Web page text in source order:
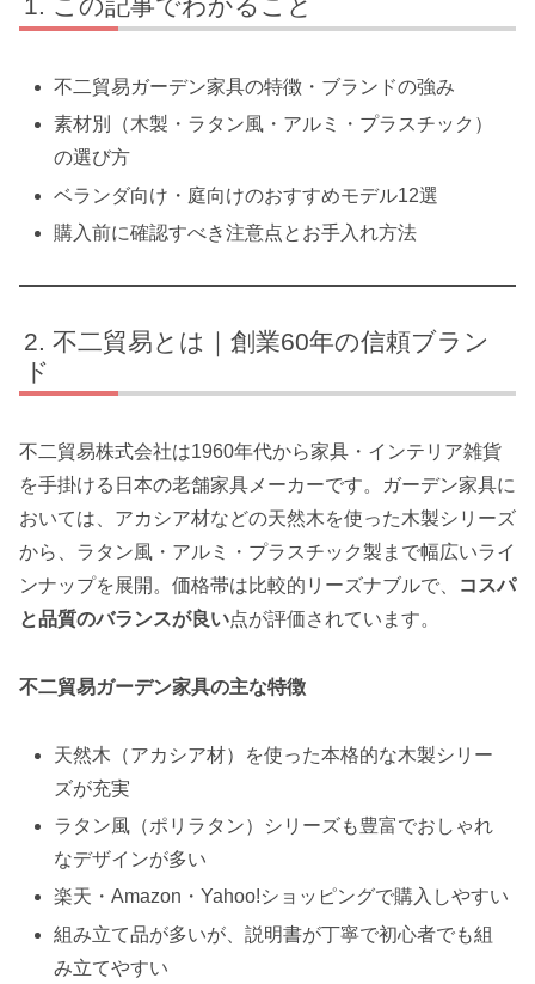
この記事でわかること
不二貿易ガーデン家具の特徴・ブランドの強み
素材別（木製・ラタン風・アルミ・プラスチック）
の選び方
ベランダ向け・庭向けのおすすめモデル12選
購入前に確認すべき注意点とお手入れ方法
不二貿易とは｜創業60年の信頼ブラン
ド
不二貿易株式会社は1960年代から家具・インテリア雑貨
を手掛ける日本の老舗家具メーカーです。ガーデン家具に
おいては、アカシア材などの天然木を使った木製シリーズ
から、ラタン風・アルミ・プラスチック製まで幅広いライ
ンナップを展開。価格帯は比較的リーズナブルで、
コスパ
と品質のバランスが良い点が評価されています。
不二貿易ガーデン家具の主な特徴
天然木（アカシア材）を使った本格的な木製シリー
ズが充実
ラタン風（ポリラタン）シリーズも豊富でおしゃれ
なデザインが多い
楽天・Amazon・Yahoo!ショッピングで購入しやすい
組み立て品が多いが、説明書が丁寧で初心者でも組
み立てやすい